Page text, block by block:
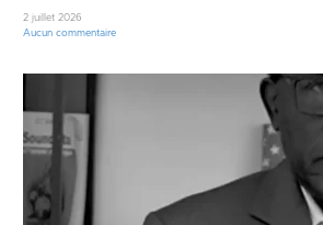
2 juillet 2026
Aucun commentaire